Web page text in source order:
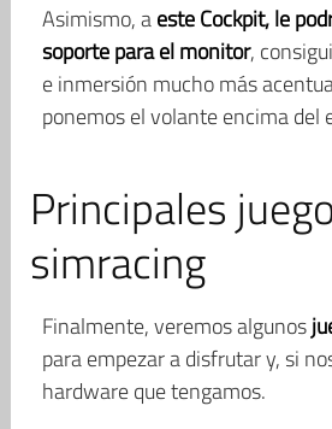
Asimismo, aeste Cockpit, le
soporte para el monitor,
e inmersión mucho más
ponemos el volante encima del
Principales
simracing
Finalmente, veremos algunos
para empezar a disfrutar y, si
hardware que tengamos.